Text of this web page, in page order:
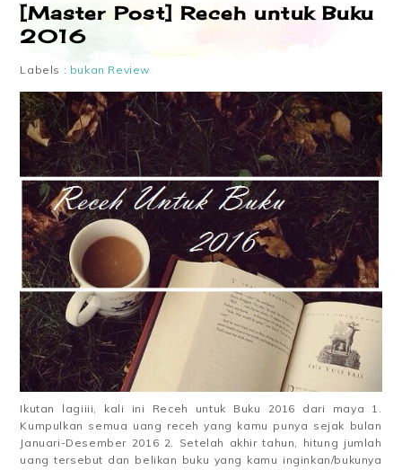
[Master Post] Receh untuk Buku
2016
Labels : bukan Review
Ikutan lagiiii, kali ini Receh untuk Buku 2016 dari maya 1.
Kumpulkan semua uang receh yang kamu punya sejak bulan
Januari-Desember 2016 2. Setelah akhir tahun, hitung jumlah
uang tersebut dan belikan buku yang kamu inginkan/bukunya